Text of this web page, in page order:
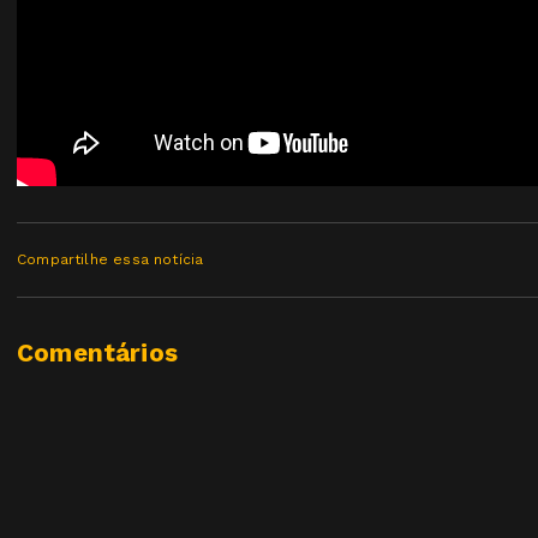
Compartilhe essa notícia
Comentários